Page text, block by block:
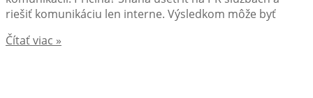
riešiť komunikáciu len interne. Výsledkom môže byť
Čítať viac »